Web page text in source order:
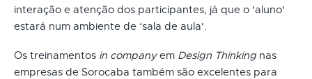
interação e atenção dos participantes, já que o 'aluno'
estará num ambiente de ‘sala de aula'.
Os treinamentos in companyem Design Thinking nas
empresas de Sorocaba também são excelentes para